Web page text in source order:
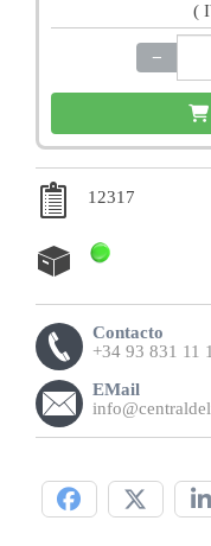
(
−
12317
Contacto
+34 93 831 11
EMail